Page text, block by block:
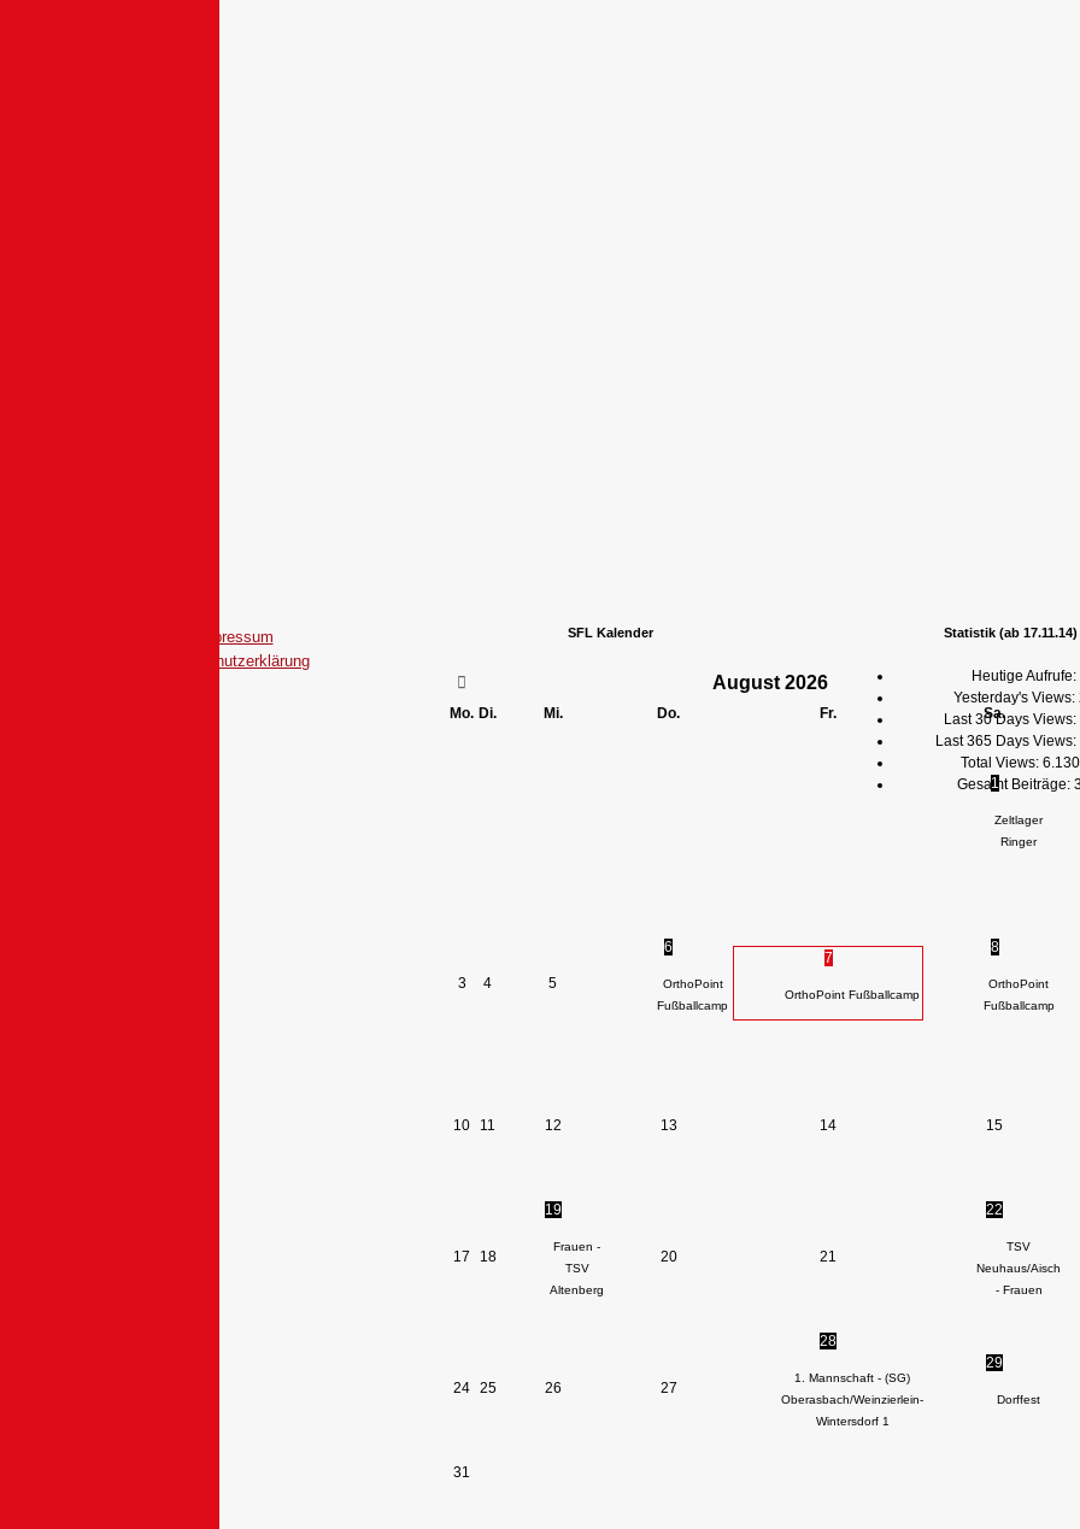
Impressum
Datenschutzerklärung
SFL Kalender
August 2026
Mo. Di. Mi. Do. Fr. Sa.
1
Zeltlager
Ringer
3 4 5
6
OrthoPoint
Fußballcamp
7
OrthoPoint Fußballcamp
8
OrthoPoint
Fußballcamp
10 11 12 13 14 15
17 18
19
Frauen -
TSV
Altenberg
20 21
22
TSV
Neuhaus/Aisch
- Frauen
24 25 26 27
28
1. Mannschaft - (SG)
Oberasbach/Weinzierlein-
Wintersdorf 1
29
Dorffest
31
Statistik (ab 17.11.14)
Heutige Aufrufe:
Yesterday's Views:
Last 30 Days Views:
Last 365 Days Views:
Total Views:
Gesamt Beiträge: